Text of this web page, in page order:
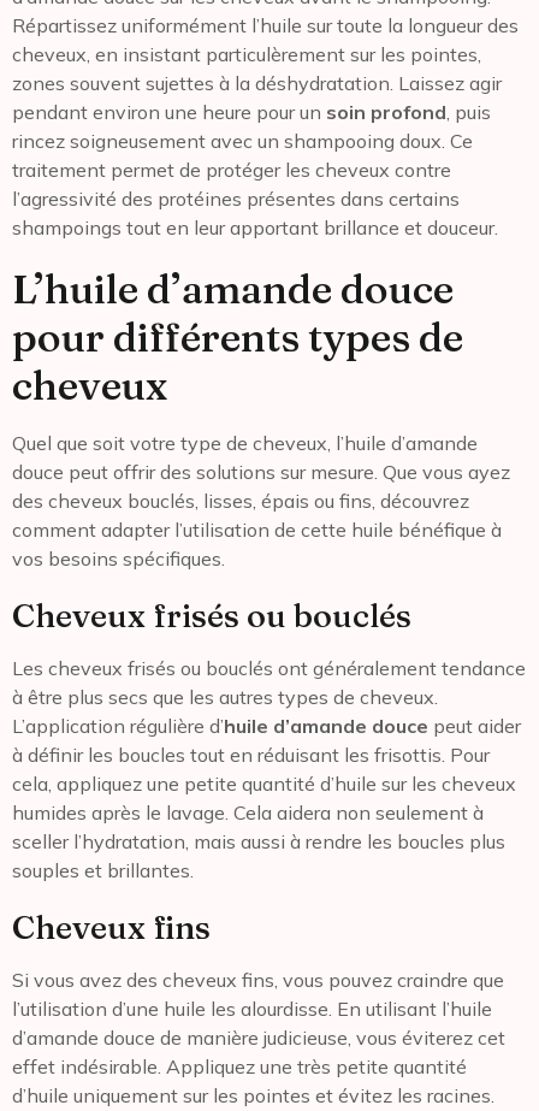
Répartissez uniformément l’huile sur toute la longueur des
cheveux, en insistant particulèrement sur les pointes,
zones souvent sujettes à la déshydratation. Laissez agir
pendant environ une heure pour un soin profond , puis
rincez soigneusement avec un shampooing doux. Ce
traitement permet de protéger les cheveux contre
l’agressivité des protéines présentes dans certains
shampoings tout en leur apportant brillance et douceur.
L’huile d’amande douce
pour différents types de
cheveux
Quel que soit votre type de cheveux, l’huile d’amande
douce peut offrir des solutions sur mesure. Que vous ayez
des cheveux bouclés, lisses, épais ou fins, découvrez
comment adapter l’utilisation de cette huile bénéfique à
vos besoins spécifiques.
Cheveux frisés ou bouclés
Les cheveux frisés ou bouclés ont généralement tendance
à être plus secs que les autres types de cheveux.
L’application régulière d’huile d’amande douce peut aider
à définir les boucles tout en réduisant les frisottis. Pour
cela, appliquez une petite quantité d’huile sur les cheveux
humides après le lavage. Cela aidera non seulement à
sceller l’hydratation, mais aussi à rendre les boucles plus
souples et brillantes.
Cheveux fins
Si vous avez des cheveux fins, vous pouvez craindre que
l’utilisation d’une huile les alourdisse. En utilisant l’huile
d’amande douce de manière judicieuse, vous éviterez cet
effet indésirable. Appliquez une très petite quantité
d’huile uniquement sur les pointes et évitez les racines.